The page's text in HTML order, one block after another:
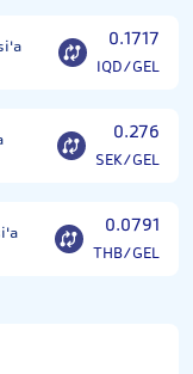
0.1717
IQD/GEL
0.276
SEK/GEL
0.0791
THB/GEL